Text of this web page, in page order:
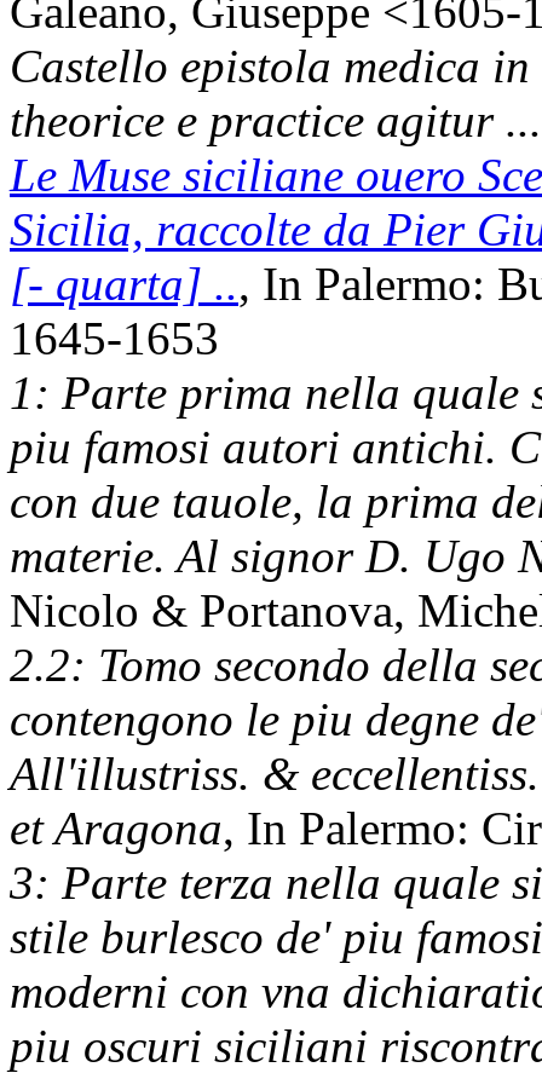
Galeano, Giuseppe <1605-
Castello epistola medica
theorice e practice agitur ...
Le Muse siciliane ouero
Sicilia, raccolte da Pier
[- quarta] .., In Palermo:
1645-1653
1: Parte prima nella quale
piu famosi autori antichi.
con due tauole, la prima
materie. Al signor D. Ugo
Nicolo & Portanova,
2.2: Tomo secondo della
contengono le piu degne
All'illustriss. &
et Aragona, In Palermo:
3: Parte terza nella quale
stile burlesco de' piu
moderni con vna
piu oscuri siciliani